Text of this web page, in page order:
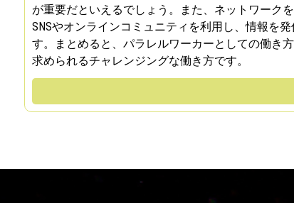
が重要だといえるでしょう。また、ネットワーク
SNSやオンラインコミュニティを利用し、情報を
す。まとめると、パラレルワーカーとしての働き
求められるチャレンジングな働き方です。